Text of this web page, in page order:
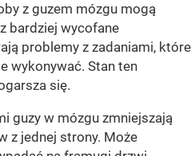
z guzem mózgu mogą
bardziej wycofane
problemy z zadaniami, które
wykonywać. Stan ten
się.
guzy w mózgu zmniejszają
z jednej strony. Może